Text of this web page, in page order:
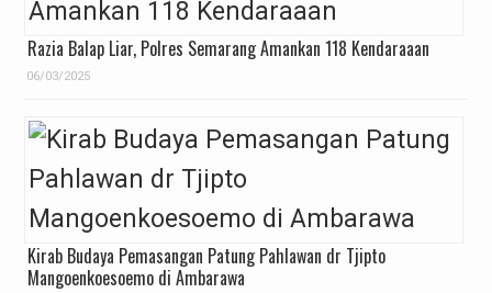
Razia Balap Liar, Polres Semarang Amankan 118 Kendaraaan
06/03/2025
Kirab Budaya Pemasangan Patung Pahlawan dr Tjipto
Mangoenkoesoemo di Ambarawa